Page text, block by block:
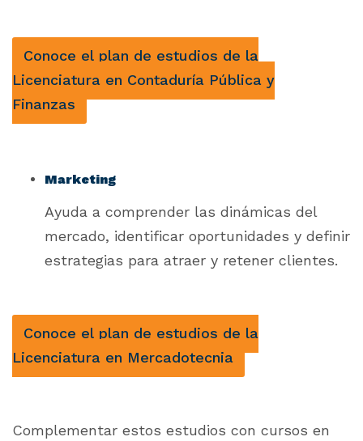
Conoce el plan de estudios de la
Licenciatura en Contaduría Pública y
Finanzas
Marketing
Ayuda a comprender las dinámicas del
mercado, identificar oportunidades y definir
estrategias para atraer y retener clientes.
Conoce el plan de estudios de la
Licenciatura en Mercadotecnia
Complementar estos estudios con cursos en